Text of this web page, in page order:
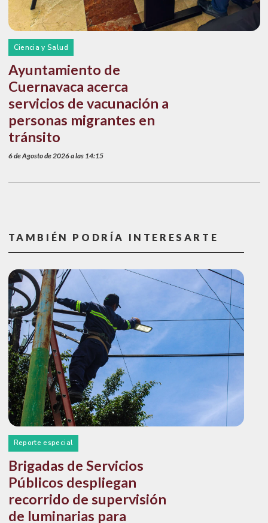
Ciencia y Salud
Ayuntamiento de
Cuernavaca acerca
servicios de vacunación a
personas migrantes en
tránsito
6 de Agosto de 2026 a las 14:15
TAMBIÉN PODRÍA INTERESARTE
Reporte especial
Brigadas de Servicios
Públicos despliegan
recorrido de supervisión
de luminarias para